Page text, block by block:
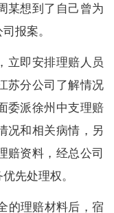
某想到了自己曾为
报案。
， 立即安排理赔人员
苏分公司了解情况
委派徐州中支理赔
况和相关病情 ， 另
赔资料，经总公司
先处理权。
的理赔材料后，宿